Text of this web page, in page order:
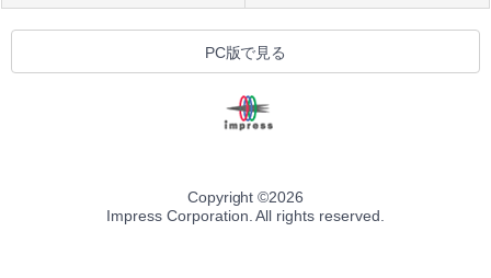
PC版で見る
Copyright ©2026
Impress Corporation. All rights reserved.